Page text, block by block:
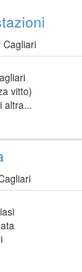
Cagliari
vitto)
altra...